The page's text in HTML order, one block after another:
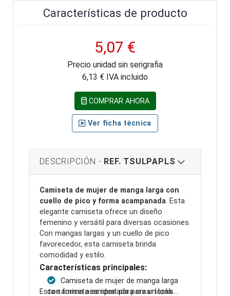
Características de producto
5,07 €
Precio unidad sin serigrafia
6,13 € IVA incluido
COMPRAR AHORA
Ver ficha técnica
DESCRIPCIÓN - REF. TSULPAPLS
Camiseta de mujer de manga larga con
cuello de pico y forma acampanada. Esta
elegante camiseta ofrece un diseño
femenino y versátil para diversas ocasiones.
Con mangas largas y un cuello de pico
favorecedor, esta camiseta brinda
comodidad y estilo.
Características principales:
Camiseta de mujer de manga larga
con forma acampanada para un look
Esta camiseta es ideal para crear looks